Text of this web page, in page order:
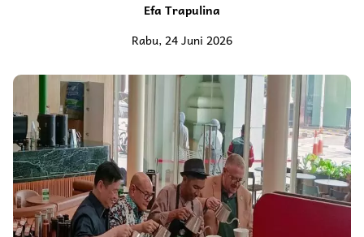
Efa Trapulina
Rabu, 24 Juni 2026